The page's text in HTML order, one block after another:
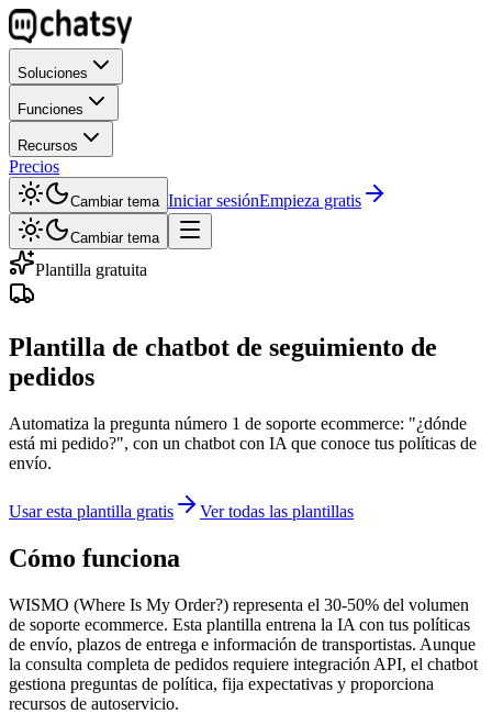
Soluciones
Funciones
Recursos
Precios
Cambiar tema Iniciar sesiónEmpieza gratis
Cambiar tema
Plantilla gratuita
Plantilla de chatbot de seguimiento de
pedidos
Automatiza la pregunta número 1 de soporte ecommerce: "¿dónde
está mi pedido?", con un chatbot con IA que conoce tus políticas de
envío.
Usar esta plantilla gratis Ver todas las plantillas
Cómo funciona
WISMO (Where Is My Order?) representa el 30-50% del volumen
de soporte ecommerce. Esta plantilla entrena la IA con tus políticas
de envío, plazos de entrega e información de transportistas. Aunque
la consulta completa de pedidos requiere integración API, el chatbot
gestiona preguntas de política, fija expectativas y proporciona
recursos de autoservicio.